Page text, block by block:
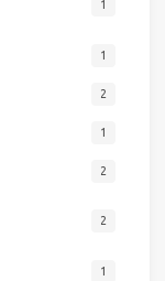
1
1
2
1
2
2
1